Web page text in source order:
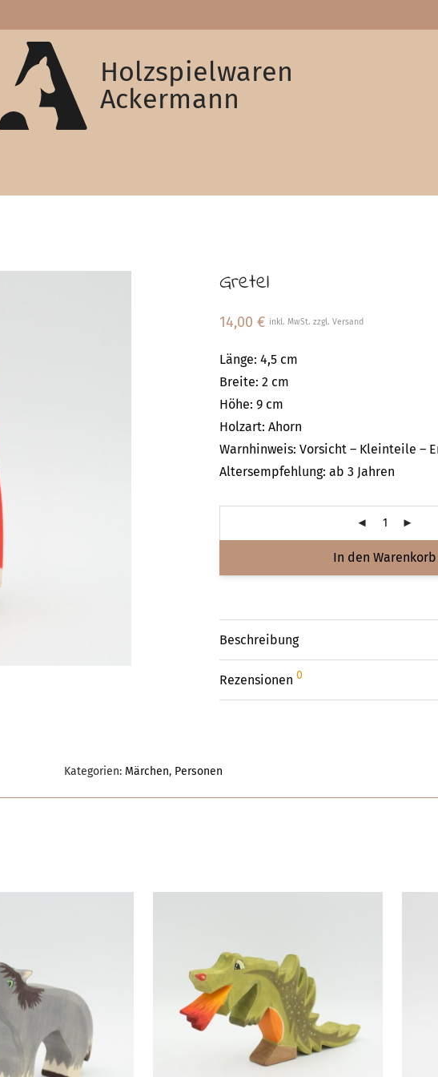
Holzspielwaren
Ackermann
Gretel
14,00 € inkl. MwSt. zzgl. Versand
Länge: 4,5 cm
Breite: 2 cm
Höhe: 9 cm
Holzart: Ahorn
Warnhinweis: Vorsicht – Kleinteile –
Altersempfehlung: ab 3 Jahren
In den Warenkorb
Beschreibung
Rezensionen 0
Kategorien: Märchen, Personen